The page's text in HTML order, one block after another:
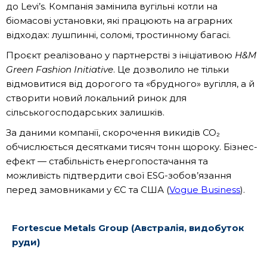
до Levi’s. Компанія замінила вугільні котли на
біомасові установки, які працюють на аграрних
відходах: лушпинні, соломі, тростинному багасі.
Проєкт реалізовано у партнерстві з ініціативою H&M
Green Fashion Initiative. Це дозволило не тільки
відмовитися від дорогого та «брудного» вугілля, а й
створити новий локальний ринок для
сільськогосподарських залишків.
За даними компанії, скорочення викидів СО₂
обчислюється десятками тисяч тонн щороку. Бізнес-
ефект — стабільність енергопостачання та
можливість підтвердити свої ESG-зобов’язання
перед замовниками у ЄС та США (Vogue Business).
Fortescue Metals Group (Австралія, видобуток
руди)